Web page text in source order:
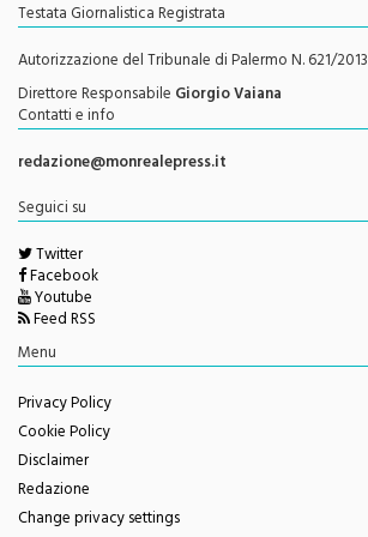
Testata Giornalistica Registrata
Autorizzazione del Tribunale di Palermo N. 621/2013
Direttore Responsabile Giorgio Vaiana
Contatti e info
redazione@monrealepress.it
Seguici su
Twitter
Facebook
Youtube
Feed RSS
Menu
Privacy Policy
Cookie Policy
Disclaimer
Redazione
Change privacy settings